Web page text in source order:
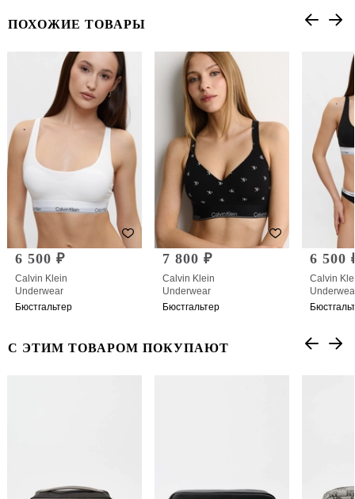
ПОХОЖИЕ ТОВАРЫ
6 500 ₽
Calvin Klein
Underwear
Бюстгальтер
7 800 ₽
Calvin Klein
Underwear
Бюстгальтер
6 500
Calvin
С ЭТИМ ТОВАРОМ ПОКУПАЮТ